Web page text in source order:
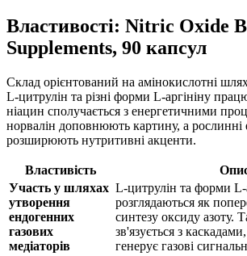
Властивості: Nitric Oxide
Supplements, 90 капсул
Склад орієнтований на амінокислотні
L-цитрулін та різні форми L-аргініну
ніацин сполучається з енергетичними
норвалін доповнюють картину, а рослинні
розширюють нутритивні акценти.
Властивість
Участь у шляхах
утворення
ендогенних
газових
медіаторів
L-цитрулін та форми L-
розглядаються як
синтезу оксиду азоту.
зв'язується з
генерує газові